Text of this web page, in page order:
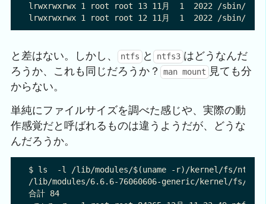
lrwxrwxrwx 1 root root 13 11月  1  2022 /sbin/
と差はない。しかし、 ntfs と ntfs3 はどうなんだ
ろうか、これも同じだろうか？
man mount 見ても分
からない。
単純にファイルサイズを調べた感じや、実際の動
作感覚だと呼ばれるものは違うようだが、どうな
んだろうか。
$ ls  -l /lib/modules/$(uname -r)/kernel/fs/ntfs*
/lib/modules/6.6.6-76060606-generic/kernel/fs/
合計 84